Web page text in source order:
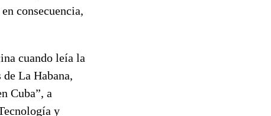
consecuencia,
cuando leía la
La Habana,
Cuba”, a
y